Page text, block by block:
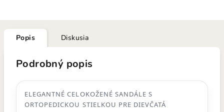
Popis Diskusia
Podrobný popis
ELEGANTNÉ CELOKOŽENÉ SANDÁLE S
ORTOPEDICKOU STIELKOU PRE DIEVČATÁ